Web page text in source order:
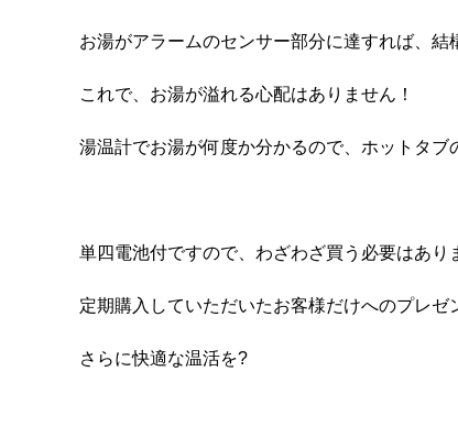
お湯がアラームのセンサー部分に達すれば、結
これで、お湯が溢れる心配はありません！
湯温計でお湯が何度か分かるので、ホットタブ
単四電池付ですので、わざわざ買う必要はあり
定期購入していただいたお客様だけへのプレゼ
さらに快適な温活を?